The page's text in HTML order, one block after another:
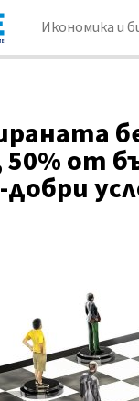
Икономика и
50% от
добри